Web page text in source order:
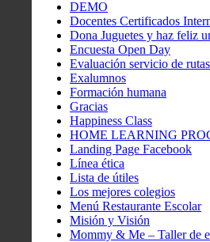
DEMO
Docentes Certificados
Dona Juguetes y haz feliz
Encuesta Open Day
Evaluación servicio de
Exalumnos
Formación humana
Gracias
Happiness Class
HOME LEARNING
Landing Page Facebook
Línea ética
Lista de útiles
Los mejores colegios
Menú Restaurante Escolar
Misión y Visión
Mommy & Me – Taller de